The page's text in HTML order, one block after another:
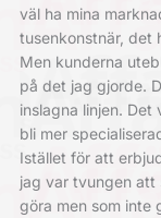
väl ha mina
tusenkonstnär, det
Men kunderna
på det jag gjorde.
inslagna linjen.
bli mer
Istället för att
jag var tvungen att
göra men som inte